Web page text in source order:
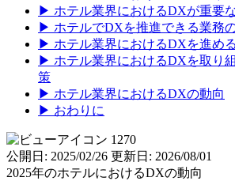
▶︎ ホテル業界におけるDXが重要
▶︎ ホテルでDXを推進できる業務
▶︎ ホテル業界におけるDXを進め
▶︎ ホテル業界におけるDXを取り
策
▶︎ ホテル業界におけるDXの動向
▶︎ おわりに
1270
公開日: 2025/02/26 更新日: 2026/08/01
2025年のホテルにおけるDXの動向